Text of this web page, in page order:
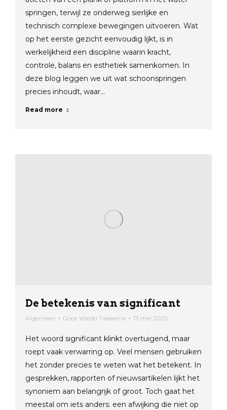
springen, terwijl ze onderweg sierlijke en
technisch complexe bewegingen uitvoeren. Wat
op het eerste gezicht eenvoudig lijkt, is in
werkelijkheid een discipline waarin kracht,
controle, balans en esthetiek samenkomen. In
deze blog leggen we uit wat schoonspringen
precies inhoudt, waar…
Read more
De betekenis van significant
Algemeen Door Waldo Taekema 13 mei 2025
Het woord significant klinkt overtuigend, maar
roept vaak verwarring op. Veel mensen gebruiken
het zonder precies te weten wat het betekent. In
gesprekken, rapporten of nieuwsartikelen lijkt het
synoniem aan belangrijk of groot. Toch gaat het
meestal om iets anders: een afwijking die niet op